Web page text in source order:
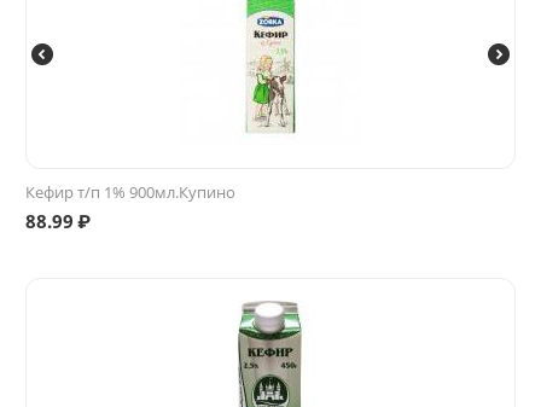
Кефир т/п 1% 900мл.Купино
88.99 ₽